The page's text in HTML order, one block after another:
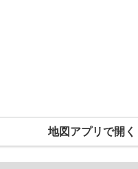
地図アプリで開く